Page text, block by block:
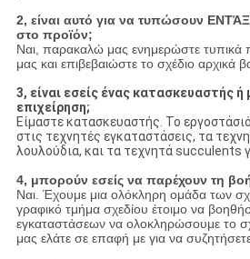
2, είναι αυτό για να τυπώσουν
στο προϊόν;
Ναι, παρακαλώ μας ενημερώστε
μας και επιβεβαιώστε το σχέδιο αρχικά
3, είναι εσείς ένας κατασκευαστής ή
επιχείρηση;
Είμαστε κατασκευαστής. Το εργοστάσιό
στις τεχνητές εγκαταστάσεις, τα
λουλούδια, και τα τεχνητά succulents
4, μπορούν εσείς να παρέχουν τη
Ναι. Έχουμε μια ολόκληρη ομάδα των
γραφικό τμήμα σχεδίου έτοιμο να
εγκαταστάσεων να ολοκληρώσουμε το
μας ελάτε σε επαφή με για να